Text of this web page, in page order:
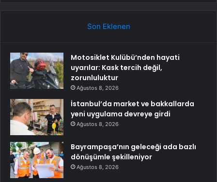
Son Eklenen
Motosiklet Kulübü’nden hayati
uyarılar: Kask tercih değil,
zorunluluktur
Ağustos 8, 2026
İstanbul’da market ve bakkallarda
yeni uygulama devreye girdi
Ağustos 8, 2026
Bayrampaşa’nın geleceği ada bazlı
dönüşümle şekilleniyor
Ağustos 8, 2026